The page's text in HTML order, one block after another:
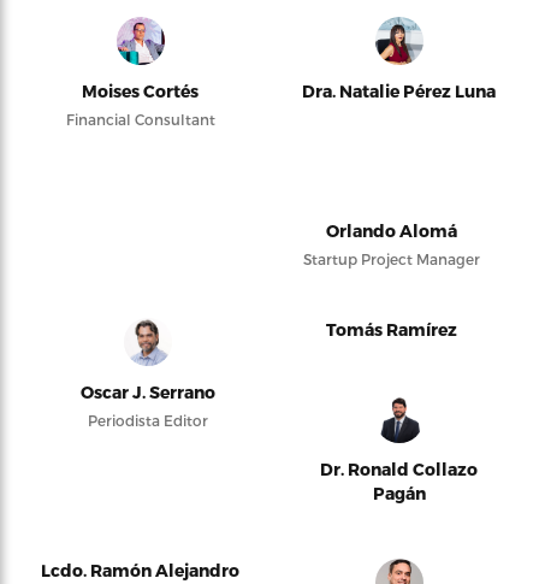
Moises Cortés
Financial Consultant
Dra. Natalie Pérez Luna
Orlando Alomá
Startup Project Manager
Oscar J. Serrano
Periodista Editor
Tomás Ramírez
Dr. Ronald Collazo
Pagán
Lcdo. Ramón Alejandro